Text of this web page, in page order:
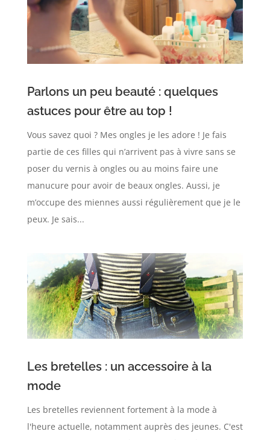
Parlons un peu beauté : quelques
astuces pour être au top !
Vous savez quoi ? Mes ongles je les adore ! Je fais
partie de ces filles qui n’arrivent pas à vivre sans se
poser du vernis à ongles ou au moins faire une
manucure pour avoir de beaux ongles. Aussi, je
m’occupe des miennes aussi régulièrement que je le
peux. Je sais...
Les bretelles : un accessoire à la
mode
Les bretelles reviennent fortement à la mode à
l'heure actuelle, notamment auprès des jeunes. C'est